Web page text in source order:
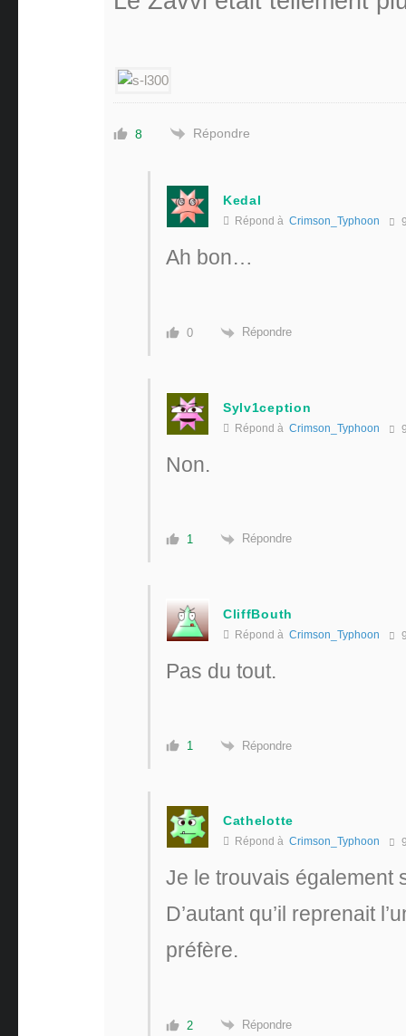
8 Répondre
Kedal
Répond à Crimson_Typhoon
Ah bon…
0 Répondre
Sylv1ception
Répond à Crimson_Typhoon
Non.
1 Répondre
CliffBouth
Répond à Crimson_Typhoon
Pas du tout.
1 Répondre
Cathelotte
Répond à Crimson_Typhoon
Je le trouvais également
D’autant qu’il reprenait
préfère.
2 Répondre